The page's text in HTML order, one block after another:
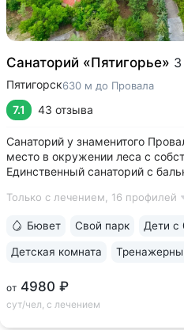
Санаторий «Пятигорье» 3
Пятигорск630 м до Провала
7.1 43 отзыва
Санаторий у знаменитого
место в окружении леса с
Единственный санаторий с
ингаляции, орошения.
Только с лечением, 16 профилей
от 4980 ₽
сут/чел, с лечением
Бювет Свой парк Дети с
Детская комната